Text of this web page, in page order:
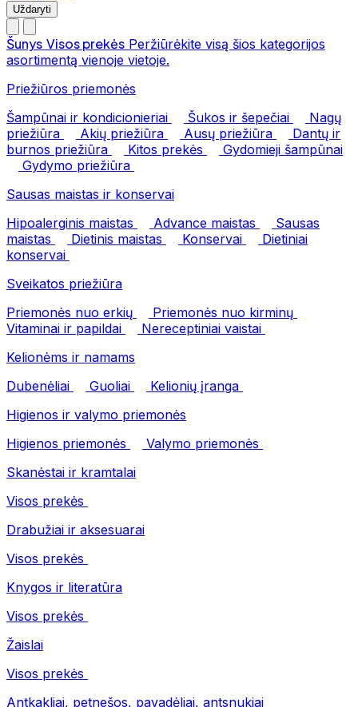
Uždaryti
Šunys Visos prekės Peržiūrėkite visą šios kategorijos
asortimentą vienoje vietoje.
Priežiūros priemonės
Šampūnai ir kondicionieriai
Šukos ir šepečiai
Nagų
priežiūra
Akių priežiūra Ausų priežiūra
Dantų ir
burnos priežiūra
Kitos prekės
Gydomieji šampūnai
Gydymo priežiūra
Sausas maistas ir konservai
Hipoalerginis maistas
Advance maistas
Sausas
maistas
Dietinis maistas Konservai
Dietiniai
konservai
Sveikatos priežiūra
Priemonės nuo erkių
Priemonės nuo kirminų
Vitaminai ir papildai
Nereceptiniai vaistai
Kelionėms ir namams
Dubenėliai
Guoliai
Kelionių įranga
Higienos ir valymo priemonės
Higienos priemonės
Valymo priemonės
Skanėstai ir kramtalai
Visos prekės
Drabužiai ir aksesuarai
Visos prekės
Knygos ir literatūra
Visos prekės
Žaislai
Visos prekės
Antkakliai, petnešos, pavadėliai, antsnukiai